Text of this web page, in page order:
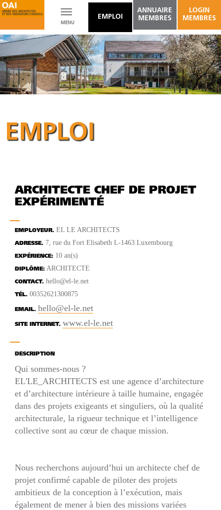
Toggle
navigation
MENU
EMPLOI
ANNUAIRE
MEMBRES
LOGIN
MEMBRES
EMPLOI
ARCHITECTE CHEF DE PROJET
EXPÉRIMENTÉ
EMPLOYEUR. EL LE ARCHITECTS
ADRESSE. 7, rue du Fort Elisabeth L-1463 Luxembourg
EXPÉRIENCE: 10 an(s)
DIPLÔME: ARCHITECTE
CONTACT. hello@el-le.net
TÉL. 00352621300875
EMAIL. hello@el-le.net
SITE INTERNET. www.el-le.net
DESCRIPTION
Qui sommes-nous ?
EL'LE_ARCHITECTS est une agence d’architecture
et d’architecture intérieure à taille humaine, engagée
dans des projets exigeants et singuliers, où la qualité
architecturale, la rigueur technique et l’intelligence
collective sont au cœur de chaque mission.
Nous recherchons aujourd’hui un architecte chef de
projet confirmé capable de piloter des projets
ambitieux de la conception à l’exécution, mais
également de mener à bien des missions variées